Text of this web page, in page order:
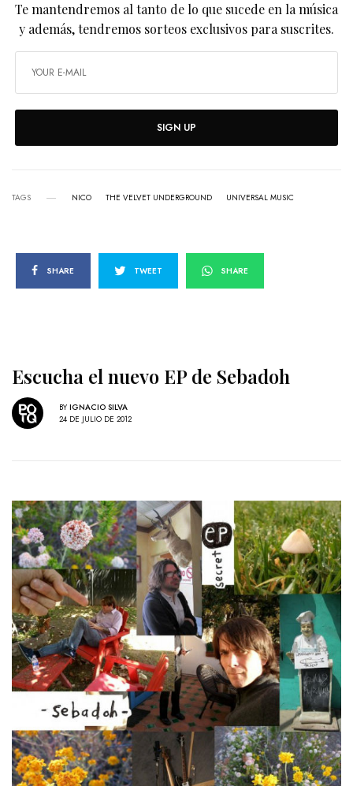
Te mantendremos al tanto de lo que sucede en la música
y además, tendremos sorteos exclusivos para suscrites.
SIGN UP
TAGS NICO THE VELVET UNDERGROUND UNIVERSAL MUSIC
SHARE TWEET SHARE
Escucha el nuevo EP de Sebadoh
BY IGNACIO SILVA
24 DE JULIO DE 2012